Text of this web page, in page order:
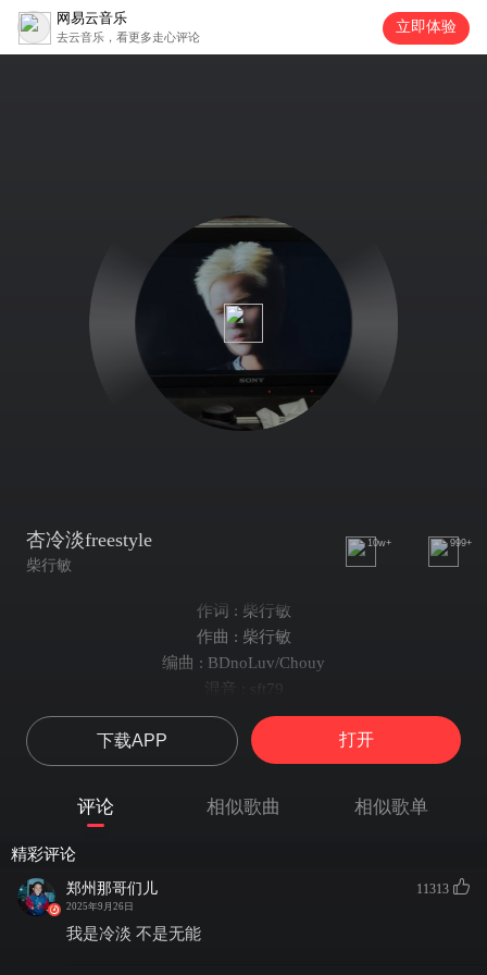
网易云音乐
去云音乐，看更多走心评论
立即体验
杏冷淡freestyle
柴行敏
10w+ 999+
作词 : 柴行敏
作曲 : 柴行敏
编曲 : BDnoLuv/Chouy
混音 : sft79
昨晚的故事就留在昨晚
我不想任何人成为我的破绽
她的眼神我不可能选择躲闪
我的干声能用来当子弹
i dont need the gold chain on my neck
下载APP 打开
评论 相似歌曲 相似歌单
精彩评论
郑州那哥们儿
2025年9月26日
11313
我是冷淡 不是无能